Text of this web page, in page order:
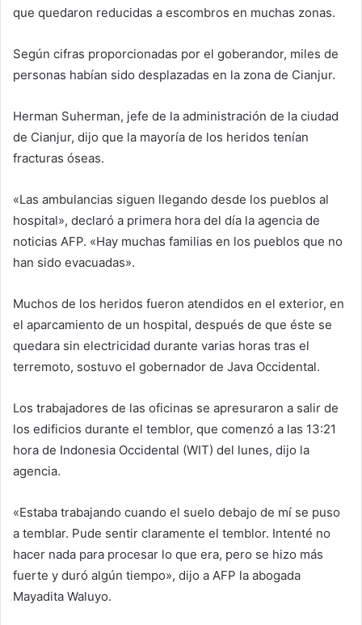
que quedaron reducidas a escombros en muchas zonas.
Según cifras proporcionadas por el goberandor, miles de
personas habían sido desplazadas en la zona de Cianjur.
Herman Suherman, jefe de la administración de la ciudad
de Cianjur, dijo que la mayoría de los heridos tenían
fracturas óseas.
«Las ambulancias siguen llegando desde los pueblos al
hospital», declaró a primera hora del día la agencia de
noticias AFP. «Hay muchas familias en los pueblos que no
han sido evacuadas».
Muchos de los heridos fueron atendidos en el exterior, en
el aparcamiento de un hospital, después de que éste se
quedara sin electricidad durante varias horas tras el
terremoto, sostuvo el gobernador de Java Occidental.
Los trabajadores de las oficinas se apresuraron a salir de
los edificios durante el temblor, que comenzó a las 13:21
hora de Indonesia Occidental (WIT) del lunes, dijo la
agencia.
«Estaba trabajando cuando el suelo debajo de mí se puso
a temblar. Pude sentir claramente el temblor. Intenté no
hacer nada para procesar lo que era, pero se hizo más
fuerte y duró algún tiempo», dijo a AFP la abogada
Mayadita Waluyo.